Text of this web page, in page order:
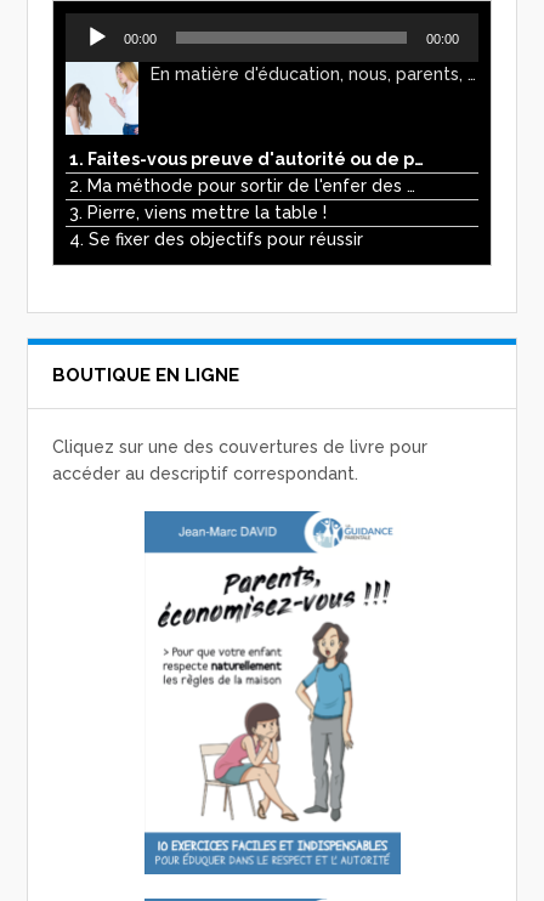
Lecteur
audio
00:00 00:00
En matière d'éducation, nous, parents, avons l'impression de faire preuve d'autorité. Mais n'est-ce pas, parfois, plutôt un jeu de pouvoir ? Ce podcast vous permettra d'y voir plus clair !
1. Faites-vous preuve d'autorité ou de pouvoir avec vos enfants ?
2. Ma méthode pour sortir de l'enfer des écrans
3. Pierre, viens mettre la table !
4. Se fixer des objectifs pour réussir
BOUTIQUE EN LIGNE
Cliquez sur une des couvertures de livre pour
accéder au descriptif correspondant.